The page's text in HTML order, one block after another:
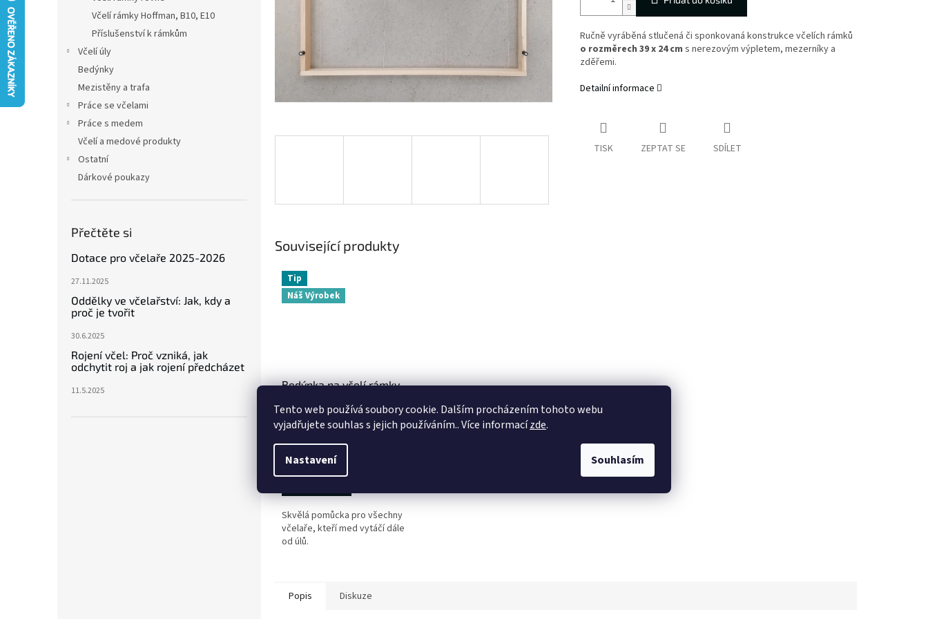
Tento web používá soubory cookie. Dalším procházením tohoto webu
vyjadřujete souhlas s jejich používáním.. Více informacízde.
Nastavení Souhlasím
Včelí rámky Hoffman, B10, E10
Příslušenství k rámkům
Včelí úly
Bedýnky
Mezistěny a trafa
Práce se včelami
Práce s medem
Včelí a medové produkty
Ostatní
Dárkové poukazy
Přečtěte si
Dotace pro včelaře 2025-2026
27.11.2025
Oddělky ve včelařství: Jak, kdy a
proč je tvořit
30.6.2025
Rojení včel: Proč vzniká, jak
odchytit roj a jak rojení předcházet
11.5.2025
Ručně vyráběná stlučená či sponkovaná konstrukce včelích rámků
o rozměrech 39 x 24 cm s nerezovým výpletem, mezerníky a
zděřemi.
Detailní informace
TISK ZEPTAT SE SDÍLET
Související produkty
Tip
Náš Výrobek
Bedýnka na včelí rámky
Skladem(>5 ks)
699 Kč
Skvělá pomůcka pro všechny
včelaře, kteří med vytáčí dále
od úlů.
Popis Diskuze